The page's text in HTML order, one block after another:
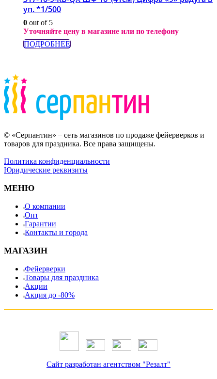
уп. *1/500
0 out of 5
Уточняйте цену в магазине или по телефону
ПОДРОБНЕЕ
© «Серпантин» – сеть магазинов по продаже фейерверков и
товаров для праздника. Все права защищены.
Политика конфиденциальности
Юридические реквизиты
МЕНЮ
О компании
Опт
Гарантии
Контакты и города
МАГАЗИН
Фейерверки
Товары для праздника
Акции
Акция до -80%
Сайт разработан агентством "Резалт"